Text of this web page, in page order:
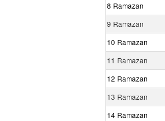
8 Ramazan
9 Ramazan
10 Ramazan
11 Ramazan
12 Ramazan
13 Ramazan
14 Ramazan